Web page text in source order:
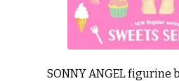
SONNY ANGEL figurine